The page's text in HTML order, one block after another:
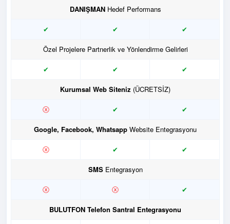
DANIŞMANHedef Performans
✔ ✔ ✔
Özel Projelere Partnerlik ve Yönlendirme Gelirleri
✔ ✔ ✔
Kurumsal Web Siteniz (ÜCRETSİZ)
ⓧ ✔ ✔
Google, Facebook, Whatsapp Website Entegrasyonu
ⓧ ✔ ✔
SMS Entegrasyon
ⓧ ⓧ ✔
BULUTFON Telefon Santral Entegrasyonu